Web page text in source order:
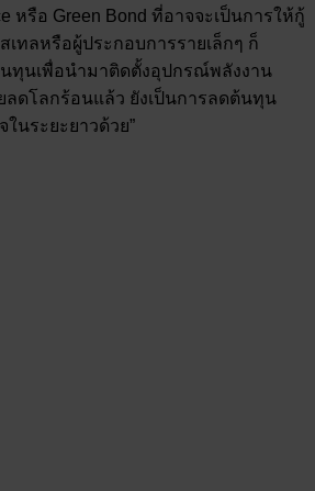
หรือ Green Bond ที่อาจจะเป็นการให้กู้
เทลหรือผู้ประกอบการรายเล็กๆ ก็
นทุนเพื่อนำมาติดตั้งอุปกรณ์พลังงาน
ลดโลกร้อนแล้ว ยังเป็นการลดต้นทุน
นระยะยาวด้วย”